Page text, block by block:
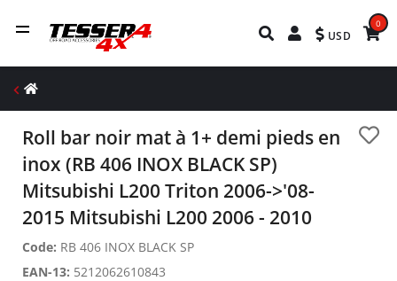
USD
0
Roll bar noir mat à 1+ demi pieds en
inox (RB 406 INOX BLACK SP)
Mitsubishi L200 Triton 2006->'08-
2015 Mitsubishi L200 2006 - 2010
Code: RB 406 INOX BLACK SP
EAN-13: 5212062610843